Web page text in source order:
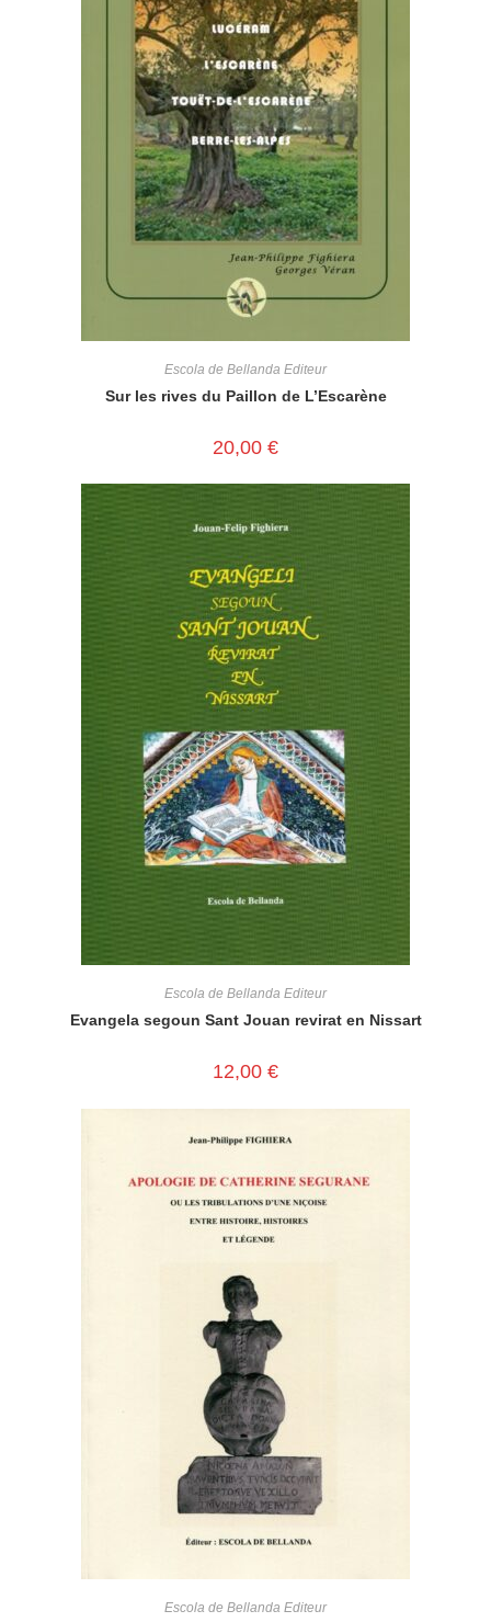
Escola de Bellanda Editeur
Sur les rives du Paillon de L’Escarène
20,00 €
Escola de Bellanda Editeur
Evangela segoun Sant Jouan revirat en Nissart
12,00 €
Escola de Bellanda Editeur